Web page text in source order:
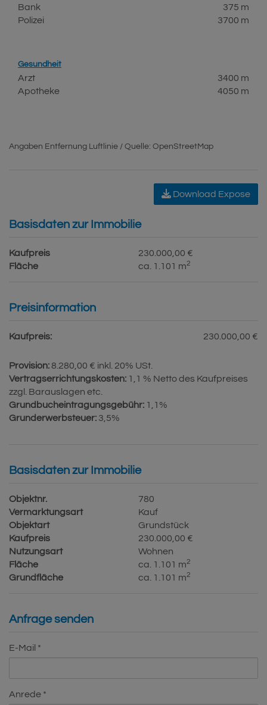
Bank
375 m
Polizei
3700 m
Gesundheit
Arzt
3400 m
Apotheke
4050 m
Angaben Entfernung Luftlinie / Quelle: OpenStreetMap
Download Expose
Basisdaten zur Immobilie
Kaufpreis
230.000,00 €
Fläche
ca. 1.101 m2
Preisinformation
Kaufpreis: 230.000,00 €
Provision:8.280,00 € inkl. 20% USt.
Vertragserrichtungskosten: 1,1 % Netto des Kaufpreises
zzgl. Barauslagen etc.
Grundbucheintragungsgebühr: 1,1%
Grunderwerbsteuer: 3,5%
Basisdaten zur Immobilie
Objektnr.
780
Vermarktungsart
Kauf
Objektart
Grundstück
Kaufpreis
230.000,00 €
Nutzungsart
Wohnen
Fläche
ca. 1.101 m2
Grundfläche ca. 1.101 m2
Anfrage senden
E-Mail
Anrede